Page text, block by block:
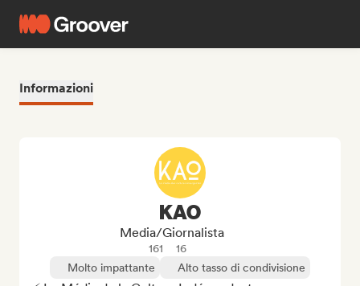
Informazioni
KAO
Media/Giornalista
161
16
Molto impattante
Alto tasso di condivisione